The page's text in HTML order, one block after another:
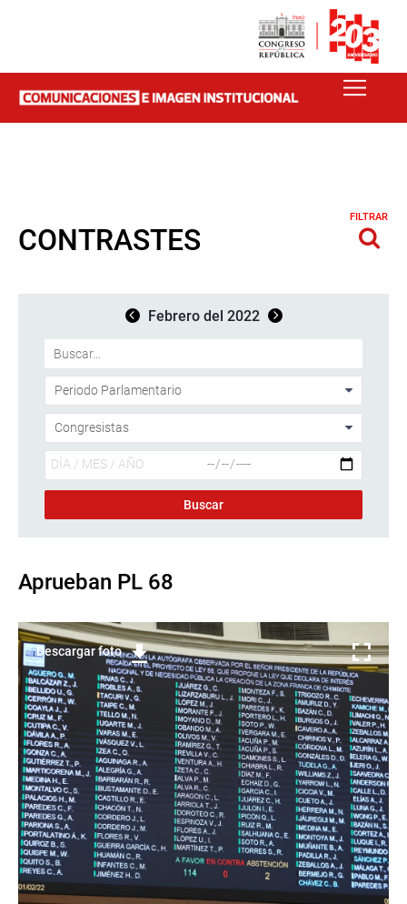
CONTRASTES
FILTRAR
Febrero del 2022
Aprueban PL 68
Descargar foto